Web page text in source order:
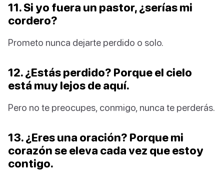
11. Si yo fuera un pastor, ¿serías mi
cordero?
Prometo nunca dejarte perdido o solo.
12. ¿Estás perdido? Porque el cielo
está muy lejos de aquí.
Pero no te preocupes, conmigo, nunca te perderás.
13. ¿Eres una oración? Porque mi
corazón se eleva cada vez que estoy
contigo.